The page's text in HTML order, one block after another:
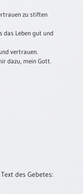
zu stiften
das Leben gut und
vertrauen.
dazu, mein Gott.
des Gebetes: